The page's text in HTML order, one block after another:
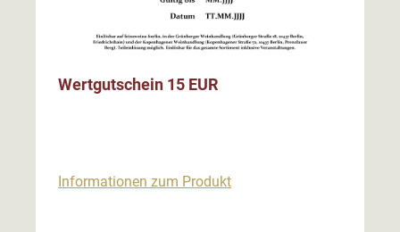
Wertgutschein 15 EUR
Informationen zum Produkt